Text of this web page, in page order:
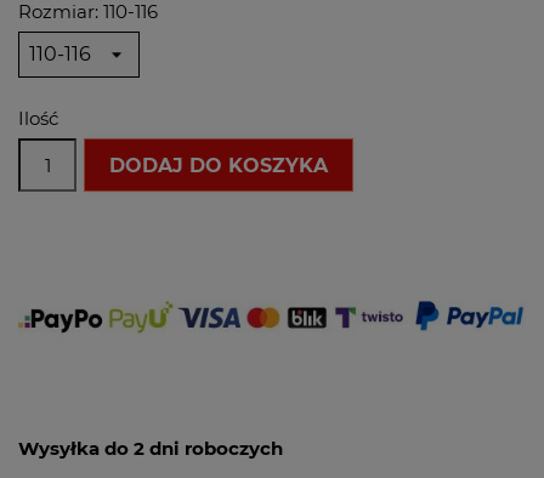
Rozmiar: 110-116
Ilość
DODAJ DO KOSZYKA
Wysyłka do 2 dni roboczych